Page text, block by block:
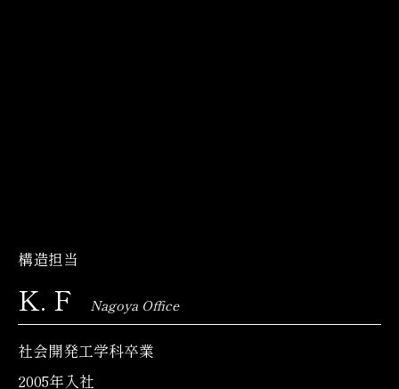
構造担当
K. F Nagoya Office
社会開発工学科卒業
2005年入社